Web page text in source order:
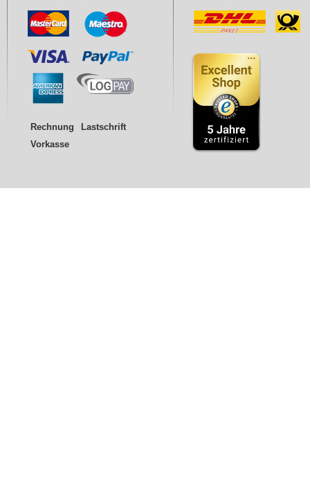
Rechnung
Lastschrift
Vorkasse